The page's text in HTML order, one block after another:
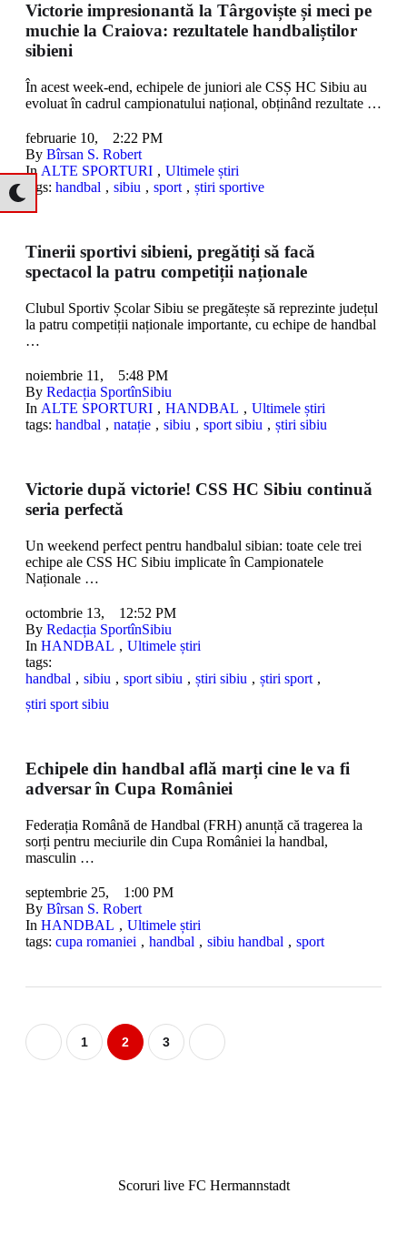
Victorie impresionantă la Târgoviște și meci pe
muchie la Craiova: rezultatele handbaliștilor
sibieni
În acest week-end, echipele de juniori ale CSȘ HC Sibiu au
evoluat în cadrul campionatului național, obținând rezultate …
februarie 10,
2:22 PM
By Bîrsan S. Robert
In ALTE SPORTURI , Ultimele știri
tags: handbal , sibiu , sport , știri sportive
Tinerii sportivi sibieni, pregătiți să facă
spectacol la patru competiții naționale
Clubul Sportiv Școlar Sibiu se pregătește să reprezinte județul
la patru competiții naționale importante, cu echipe de handbal
…
noiembrie 11 ,
5:48 PM
By Redacția SportînSibiu
In ALTE SPORTURI , HANDBAL , Ultimele știri
tags: handbal , natație , sibiu , sport sibiu , știri sibiu
Victorie după victorie! CSS HC Sibiu continuă
seria perfectă
Un weekend perfect pentru handbalul sibian: toate cele trei
echipe ale CSS HC Sibiu implicate în Campionatele
Naționale …
octombrie 13,
12:52 PM
By Redacția SportînSibiu
In HANDBAL , Ultimele știri
tags:
handbal , sibiu , sport sibiu , știri sibiu , știri sport ,
știri sport sibiu
Echipele din handbal află marți cine le va fi
adversar în Cupa României
Federația Română de Handbal (FRH) anunță că tragerea la
sorți pentru meciurile din Cupa României la handbal,
masculin …
septembrie 25,
1:00 PM
By Bîrsan S. Robert
In HANDBAL , Ultimele știri
tags: cupa romaniei , handbal , sibiu handbal , sport
1 2 3
Scoruri live FC Hermannstadt